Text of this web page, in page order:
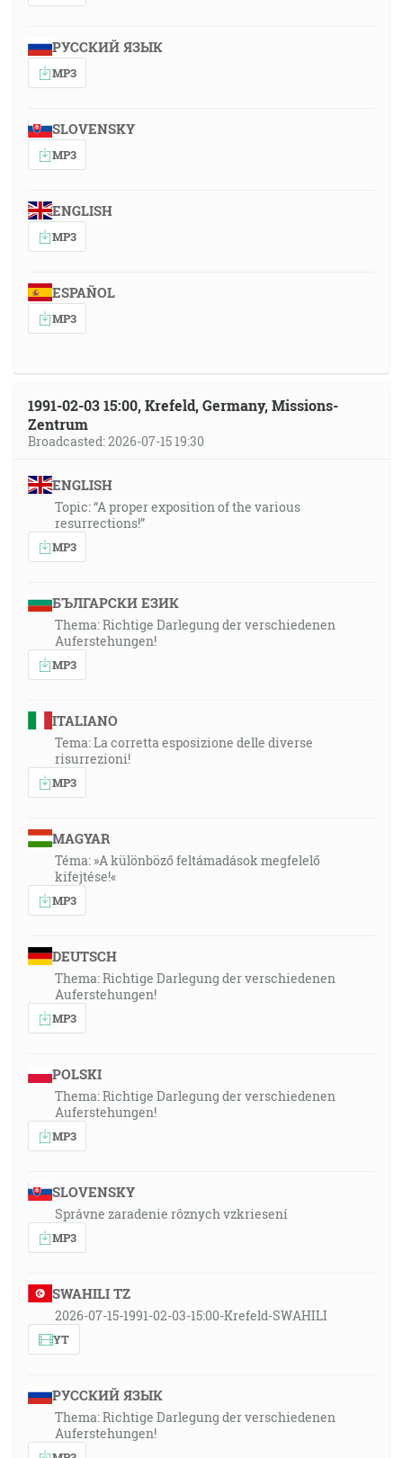
РУССКИЙ ЯЗЫК
MP3
SLOVENSKY
MP3
ENGLISH
MP3
ESPAÑOL
MP3
1991-02-03 15:00, Krefeld, Germany, Missions-
Zentrum
Broadcasted: 2026-07-15 19:30
ENGLISH
Topic: “A proper exposition of the various
resurrections!”
MP3
БЪЛГАРСКИ ЕЗИК
Thema: Richtige Darlegung der verschiedenen
Auferstehungen!
MP3
ITALIANO
Tema: La corretta esposizione delle diverse
risurrezioni!
MP3
MAGYAR
Téma: »A különböző feltámadások megfelelő
kifejtése!«
MP3
DEUTSCH
Thema: Richtige Darlegung der verschiedenen
Auferstehungen!
MP3
POLSKI
Thema: Richtige Darlegung der verschiedenen
Auferstehungen!
MP3
SLOVENSKY
Správne zaradenie rôznych vzkriesení
MP3
SWAHILI TZ
2026-07-15-1991-02-03-15:00-Krefeld-SWAHILI
YT
РУССКИЙ ЯЗЫК
Thema: Richtige Darlegung der verschiedenen
Auferstehungen!